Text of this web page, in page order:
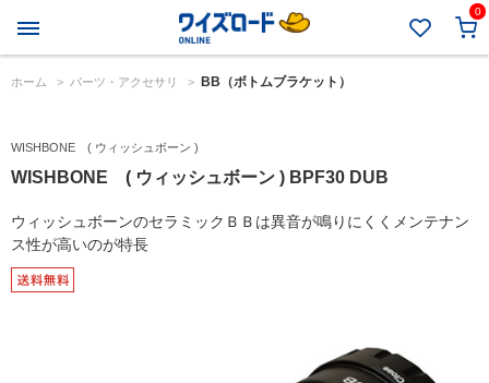
0
ホーム > パーツ・アクセサリ > BB（ボトムブラケット）
WISHBONE ( ウィッシュボーン )
WISHBONE ( ウィッシュボーン ) BPF30 DUB
ウィッシュボーンのセラミックＢＢは異音が鳴りにくくメンテナン
ス性が高いのが特長